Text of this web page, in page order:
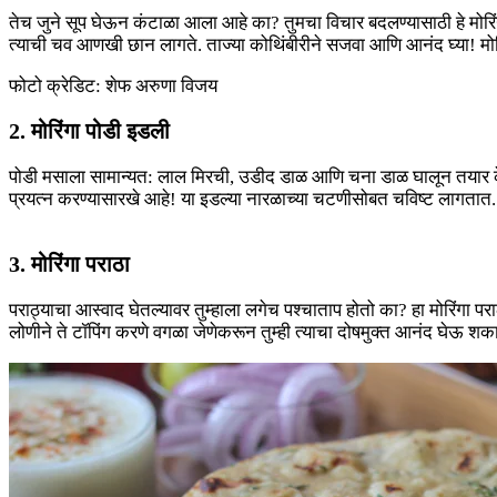
तेच जुने सूप घेऊन कंटाळा आला आहे का? तुमचा विचार बदलण्यासाठी हे
त्याची चव आणखी छान लागते. ताज्या कोथिंबीरीने सजवा आणि आनंद घ्या!
फोटो क्रेडिट: शेफ अरुणा विजय
2. मोरिंगा पोडी इडली
पोडी मसाला सामान्यत: लाल मिरची, उडीद डाळ आणि चना डाळ घालून
प्रयत्न करण्यासारखे आहे! या इडल्या नारळाच्या चटणीसोबत चविष्ट लागतात.
3. मोरिंगा पराठा
पराठ्याचा आस्वाद घेतल्यावर तुम्हाला लगेच पश्चाताप होतो का? हा
लोणीने ते टॉपिंग करणे वगळा जेणेकरून तुम्ही त्याचा दोषमुक्त आनंद घेऊ